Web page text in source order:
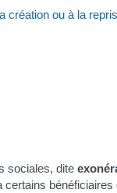
création ou à la
sociales, dite
certains bénéficiaires